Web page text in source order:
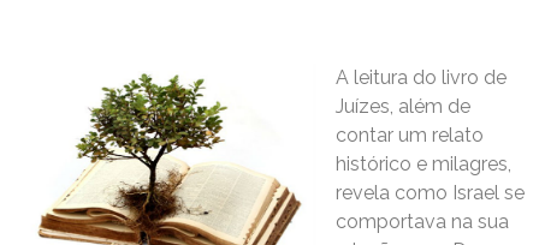
A leitura do livro de
Juízes, além de
contar um relato
histórico e milagres,
revela como Israel se
comportava na sua